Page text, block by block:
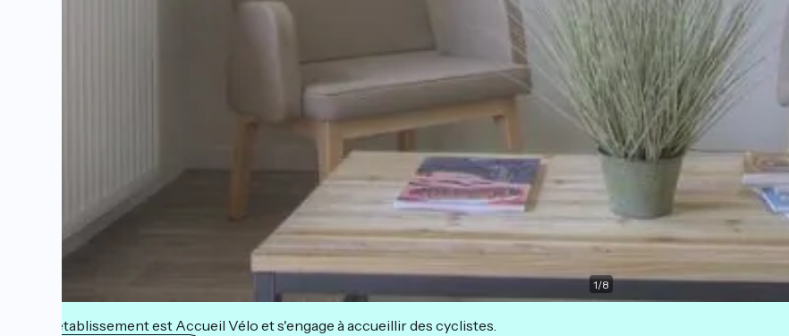
1/8
Cet établissement est Accueil Vélo et s'engage à accueillir des cyclistes.